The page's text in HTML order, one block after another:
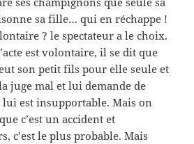
sa fille… qui en réchappe !
? le spectateur a le choix.
est volontaire, il se dit que
son petit fils pour elle seule et
juge mal et lui demande de
lui est insupportable. Mais on
c’est un accident et
c’est le plus probable. Mais